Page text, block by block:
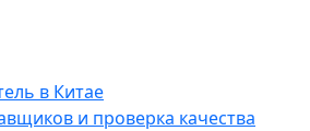
в Китае
и проверка качества